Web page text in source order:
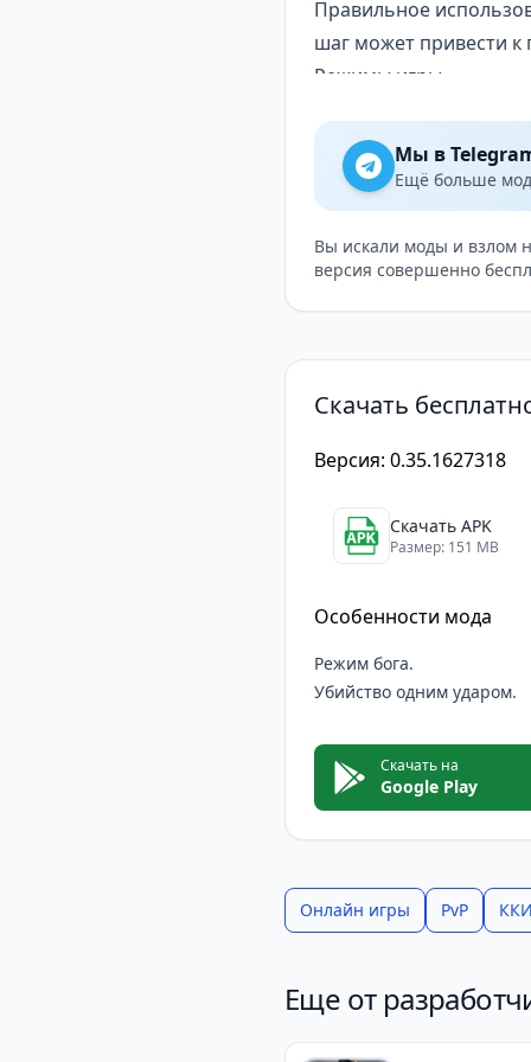
Правильное
шаг может привести
Режимы игры
процесс новые
разделённые на
игроков, а для
борьбы с
Система улучшений
Одним из ключевых
мотивации добавляет
Star Wars: Галактика
Star Wars: Galaxy of
этой игре вас ждут
способом провести
Мы в
Ещё больше
Вы искали моды и взлом
версия совершенно
Скачать
Версия: 0.35.1627318
Скачать APK
Размер: 151 MB
Особенности мода
Режим бога.
Убийство одним ударом.
Скачать на
Google Play
Онлайн игры PvP ККИ
Еще от